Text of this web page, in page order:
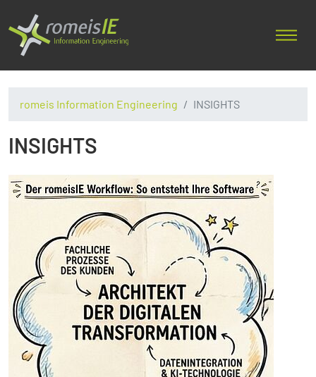
romeis Information Engineering INSIGHTS
INSIGHTS